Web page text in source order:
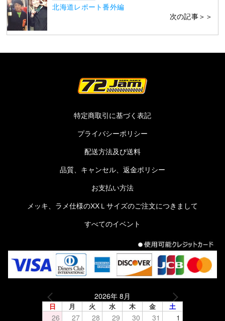
北海道レポート番外編
次の記事＞＞
特定商取引に基づく表記
プライバシーポリシー
配送方法及び送料
品質、キャンセル、返金ポリシー
お支払い方法
メッキ、ラメ仕様のXXＬサイズのご注文につきまして
すべてのイベント
2026年 8月
日 月 火 水 木 金 土
26 27 28 29 30 31 1